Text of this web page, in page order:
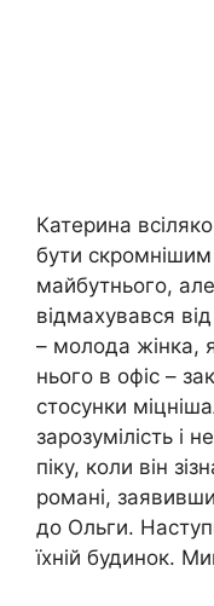
Катерина
бути
майбутнього,
відмахувався
– молода жінка,
нього в офіс –
стосунки
зарозумілість і
піку, коли він
романі,
до Ольги.
їхній будинок.